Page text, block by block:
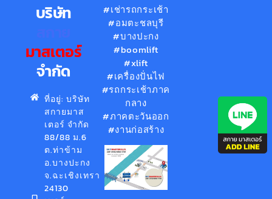
บริษัท
มาสเตอร์
จำกัด
ที่อยู่: บริษัท
สกายมาส
เตอร์ จำกัด
88/88 ม.6
ต.ท่าข้าม
อ.บางปะกง
จ.ฉะเชิงเทรา
24130
#เช่ารถกระเช้า
#อมตะชลบุรี
#บางปะกง
#boomlift
#xlift
#เครื่องปั่นไฟ
#รถกระเช้าภาค
กลาง
#ภาคตะวันออก
#งานก่อสร้าง